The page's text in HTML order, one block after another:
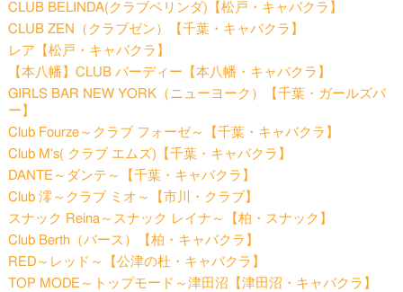
CLUB BELINDA(クラブベリンダ)【松戸・キャバクラ】
CLUB ZEN（クラブゼン）【千葉・キャバクラ】
レア【松戸・キャバクラ】
【本八幡】CLUB バーディー【本八幡・キャバクラ】
GIRLS BAR NEW YORK（ニューヨーク）【千葉・ガールズバ
ー】
Club Fourze～クラブ フォーゼ～【千葉・キャバクラ】
Club M's( クラブ エムズ)【千葉・キャバクラ】
DANTE～ダンテ～【千葉・キャバクラ】
Club 澪～クラブ ミオ～【市川・クラブ】
スナック Reina～スナック レイナ～【柏・スナック】
Club Berth（バース）【柏・キャバクラ】
RED～レッド～【公津の杜・キャバクラ】
TOP MODE～トップモード～津田沼【津田沼・キャバクラ】